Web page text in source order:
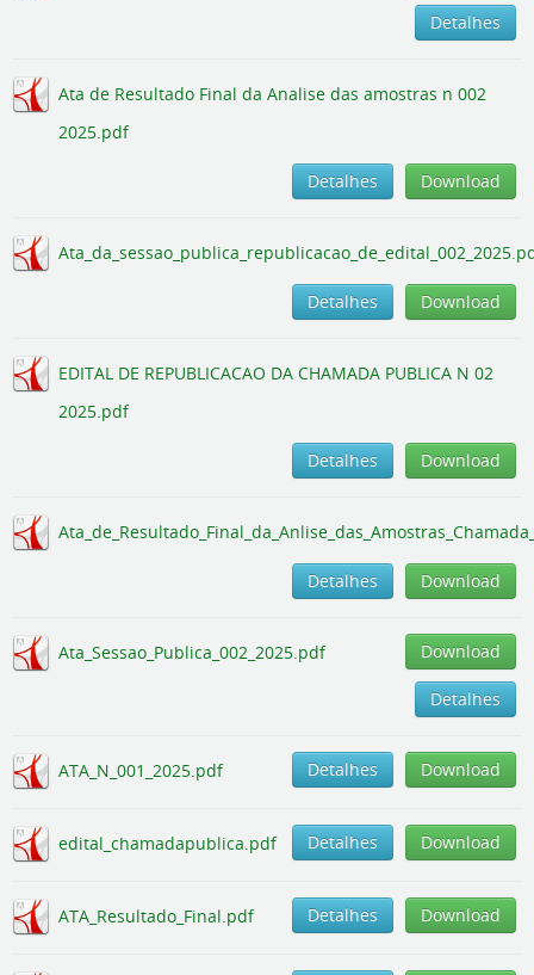
Detalhes
Ata de Resultado Final da Analise das amostras n 002
2025.pdf
Download
Detalhes
Download
Detalhes
EDITAL DE REPUBLICACAO DA CHAMADA PUBLICA N 02
2025.pdf
Download
Detalhes
Download
Detalhes
Ata_Sessao_Publica_002_2025.pdf Download
Detalhes
ATA_N_001_2025.pdf Download
Detalhes
edital_chamadapublica.pdf Download
Detalhes
ATA_Resultado_Final.pdf Download
Detalhes